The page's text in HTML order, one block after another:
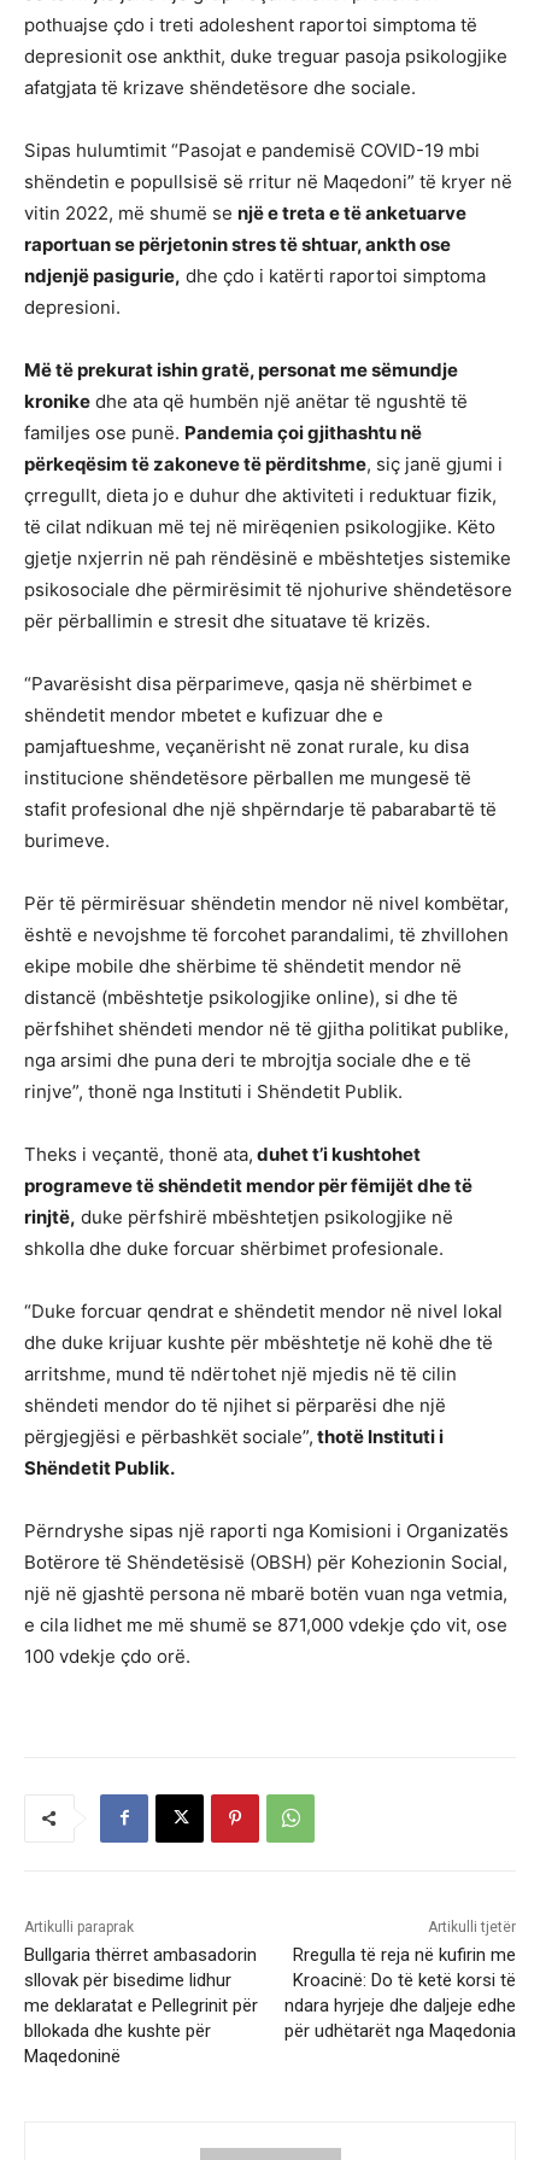
pothuajse çdo i treti adoleshent raportoi simptoma të
depresionit ose ankthit, duke treguar pasoja psikologjike
afatgjata të krizave shëndetësore dhe sociale.
Sipas hulumtimit “Pasojat e pandemisë COVID-19 mbi
shëndetin e popullsisë së rritur në Maqedoni” të kryer në
vitin 2022, më shumë se një e treta e të anketuarve
raportuan se përjetonin stres të shtuar, ankth ose
ndjenjë pasigurie, dhe çdo i katërti raportoi simptoma
depresioni.
Më të prekurat ishin gratë, personat me sëmundje
kronike dhe ata që humbën një anëtar të ngushtë të
familjes ose punë. Pandemia çoi gjithashtu në
përkeqësim të zakoneve të përditshme, siç janë gjumi i
çrregullt, dieta jo e duhur dhe aktiviteti i reduktuar fizik,
të cilat ndikuan më tej në mirëqenien psikologjike. Këto
gjetje nxjerrin në pah rëndësinë e mbështetjes sistemike
psikosociale dhe përmirësimit të njohurive shëndetësore
për përballimin e stresit dhe situatave të krizës.
“Pavarësisht disa përparimeve, qasja në shërbimet e
shëndetit mendor mbetet e kufizuar dhe e
pamjaftueshme, veçanërisht në zonat rurale, ku disa
institucione shëndetësore përballen me mungesë të
stafit profesional dhe një shpërndarje të pabarabartë të
burimeve.
Për të përmirësuar shëndetin mendor në nivel kombëtar,
është e nevojshme të forcohet parandalimi, të zhvillohen
ekipe mobile dhe shërbime të shëndetit mendor në
distancë (mbështetje psikologjike online), si dhe të
përfshihet shëndeti mendor në të gjitha politikat publike,
nga arsimi dhe puna deri te mbrojtja sociale dhe e të
rinjve”, thonë nga Instituti i Shëndetit Publik.
Theks i veçantë, thonë ata, duhet t’i kushtohet
programeve të shëndetit mendor për fëmijët dhe të
rinjtë, duke përfshirë mbështetjen psikologjike në
shkolla dhe duke forcuar shërbimet profesionale.
“Duke forcuar qendrat e shëndetit mendor në nivel lokal
dhe duke krijuar kushte për mbështetje në kohë dhe të
arritshme, mund të ndërtohet një mjedis në të cilin
shëndeti mendor do të njihet si përparësi dhe një
përgjegjësi e përbashkët sociale”, thotë Instituti i
Shëndetit Publik.
Përndryshe sipas një raporti nga Komisioni i Organizatës
Botërore të Shëndetësisë (OBSH) për Kohezionin Social,
një në gjashtë persona në mbarë botën vuan nga vetmia,
e cila lidhet me më shumë se 871,000 vdekje çdo vit, ose
100 vdekje çdo orë.
Artikulli paraprak
Bullgaria thërret ambasadorin
sllovak për bisedime lidhur
me deklaratat e Pellegrinit për
bllokada dhe kushte për
Maqedoninë
Artikulli tjetër
Rregulla të reja në kufirin me
Kroacinë: Do të ketë korsi të
ndara hyrjeje dhe daljeje edhe
për udhëtarët nga Maqedonia